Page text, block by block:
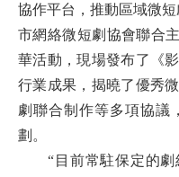
協作平台，推動區域微
市網絡微短劇協會聯合
華活動，現場發布了《
行業成果，揭曉了優秀
劇聯合制作等多項協議
劃。
“目前常駐保定的劇